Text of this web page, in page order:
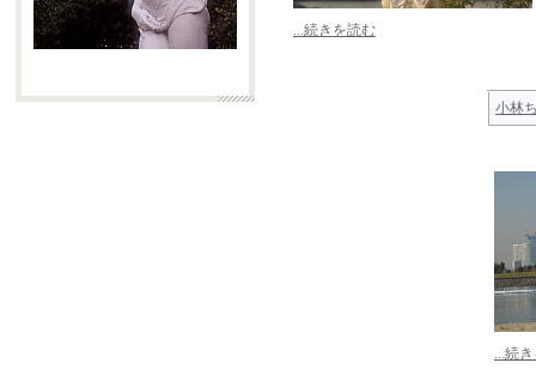
...続きを読む
小林
...続